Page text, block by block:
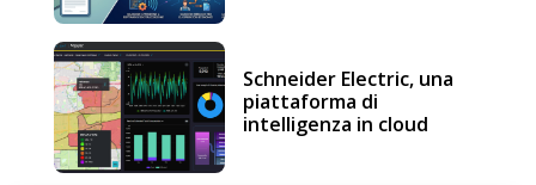
Schneider Electric, una
piattaforma di
intelligenza in cloud